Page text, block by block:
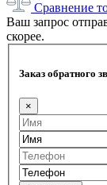
Сравнение
Ваш запрос
скорее.
Заказ обратного
×